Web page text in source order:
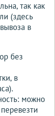
так как
(здесь
в
без
в
можно